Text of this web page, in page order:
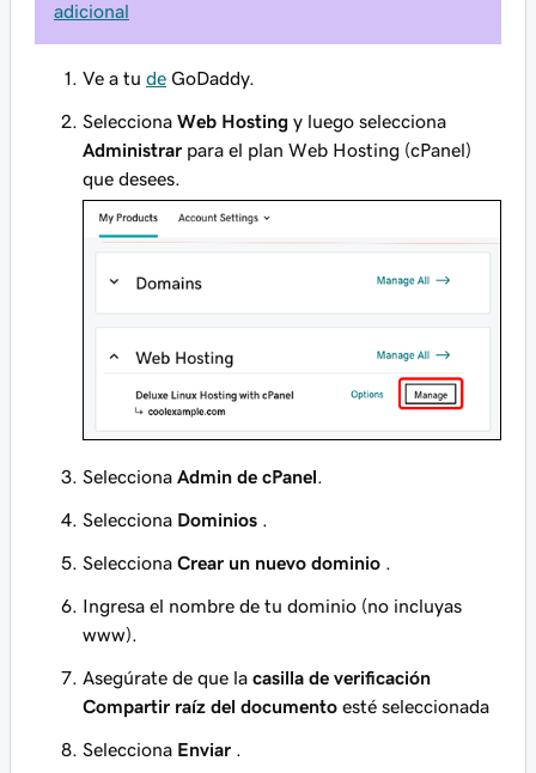
adicional
Ve a tu de GoDaddy.
Selecciona Web Hosting y luego selecciona
Administrar para el plan Web Hosting (cPanel)
que desees.
Selecciona Admin de cPanel
Selecciona Dominios
Selecciona Crear un nuevo dominio
Ingresa el nombre de tu dominio (no incluyas
www).
Asegúrate de que la casilla de verificación
Compartir raíz del documento esté seleccionada
Selecciona Enviar